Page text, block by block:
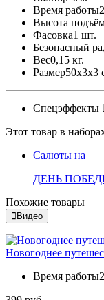
Время работы
Высота
Фасовка1 шт.
Безопасный
Вес0,15 кг.
Размер50x3x3
Спецэффекты
Этот товар в
Салюты на
ДЕНЬ
Похожие товары
Видео
Новогоднее
Время работы